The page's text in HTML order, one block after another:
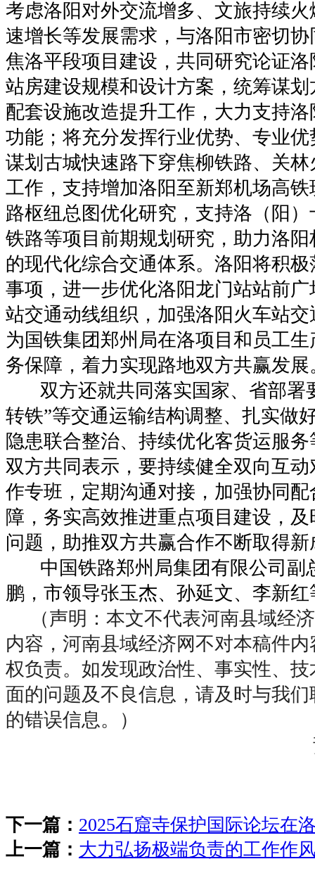
考虑洛阳对外交流增多、文旅持续
速增长等发展需求，与洛阳市密切
焦洛平段项目建设，共同研究论证
站房建设规模和设计方案，统筹谋
配套设施改造提升工作，大力支持
功能；将充分发挥行业优势、专业
谋划古城快速路下穿焦柳铁路、关
工作，支持增加洛阳至新郑机场高
路枢纽总图优化研究，支持洛（阳
铁路等项目前期规划研究，助力洛
的现代化综合交通体系。洛阳将积
事项，进一步优化洛阳龙门站站前
站交通动线组织，加强洛阳火车站
为国铁集团郑州局在洛项目和员工
务保障，着力实现路地双方共赢发展
双方还就共同落实国家、省部署
转铁”等交通运输结构调整、扎实做
隐患联合整治、持续优化客货运服
双方共同表示，要持续健全双向互
作专班，定期沟通对接，加强协同
障，务实高效推进重点项目建设，
问题，助推双方共赢合作不断取得新
中国铁路郑州局集团有限公司副
鹏，市领导张玉杰、孙延文、李新
（声明：本文不代表河南县域经
内容，河南县域经济网不对本稿件
权负责。如发现政治性、事实性、
面的问题及不良信息，请及时与我
的错误信息。）
下一篇： 2025石窟寺保护国际论坛在
上一篇： 大力弘扬极端负责的工作作